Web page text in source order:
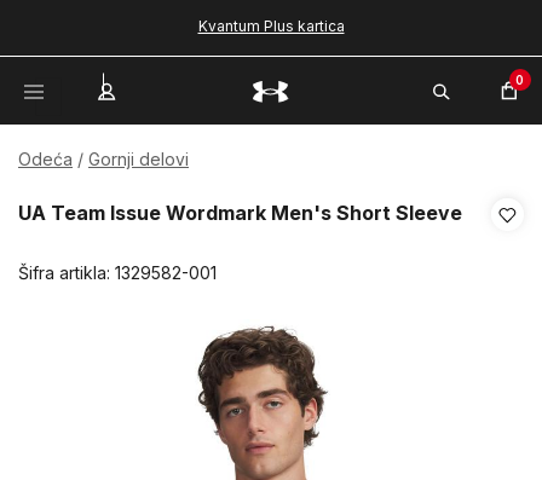
Kvantum Plus kartica
0
Odeća Gornji delovi
UA Team Issue Wordmark Men's Short Sleeve
Šifra artikla: 1329582-001